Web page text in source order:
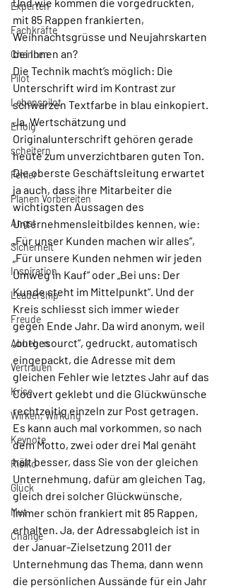
Experten
Fachkräfte
Chancen
Pilot
Lebenspilot
Erfolg
scheitern
Fehler
Planen Vorbereiten
Angst
Sicherheit
Inspiration
Leadership
Freude
Abheben
Vertrauen
Krise
Wirken, Wirkung
Keynote
Risiko
Glück
Mut
Change
mit 85 Rappen frankierten,
Weihnachtsgrüsse und Neujahrskarten
bei Ihnen an?
Die Technik macht’s möglich: Die
Unterschrift wird im Kontrast zur
schwarzen Textfarbe in blau einkopiert.
Ja, Wertschätzung und
Originalunterschrift gehören gerade
heute zum unverzichtbaren guten Ton.
Die oberste Geschäftsleitung erwartet
ja auch, dass ihre Mitarbeiter die
wichtigsten Aussagen des
Unternehmensleitbildes kennen, wie:
„Für unser Kunden machen wir alles“,
„Für unsere Kunden nehmen wir jeden
Umweg in Kauf“ oder „Bei uns: Der
Kunde steht im Mittelpunkt“. Und der
Kreis schliesst sich immer wieder
gegen Ende Jahr. Da wird anonym, weil
„outgesourct“, gedruckt, automatisch
eingepackt, die Adresse mit dem
gleichen Fehler wie letztes Jahr auf das
Couvert geklebt und die Glückwünsche
rechtzeitig einzeln zur Post getragen.
Es kann auch mal vorkommen, so nach
dem Motto, zwei oder drei Mal genäht
hält besser, dass Sie von der gleichen
Unternehmung, dafür am gleichen Tag,
gleich drei solcher Glückwünsche,
immer schön frankiert mit 85 Rappen,
erhalten. Ja, der Adressabgleich ist in
der Januar-Zielsetzung 2011 der
Unternehmung das Thema, dann wenn
die persönlichen Aussände für ein Jahr